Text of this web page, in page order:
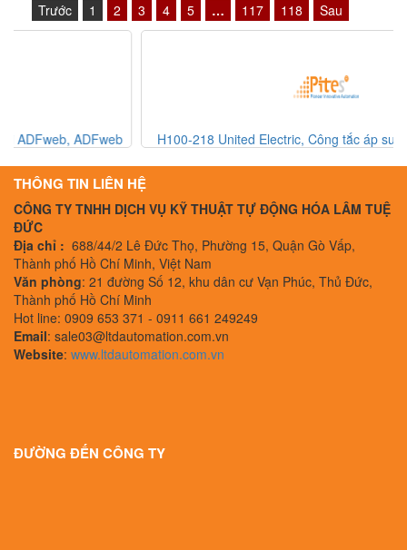
Trước
1 2 3 4 5 … 117 118 Sau
H100-218 United Electric, Công tắc áp suất United Electric,
THÔNG TIN LIÊN HỆ
CÔNG TY TNHH DỊCH VỤ KỸ THUẬT TỰ ĐỘNG HÓA LÂM TUỆ
ĐỨC
Địa chỉ : 688/44/2 Lê Đức Thọ, Phường 15, Quận Gò Vấp,
Thành phố Hồ Chí Minh, Việt Nam
Văn phòng: 21 đường Số 12, khu dân cư Vạn Phúc, Thủ Đức,
Thành phố Hồ Chí Minh
Hot line: 0909 653 371 - 0911 661 249249
Email: sale03@ltdautomation.com.vn
Website: www.ltdautomation.com.vn
ĐƯỜNG ĐẾN CÔNG TY